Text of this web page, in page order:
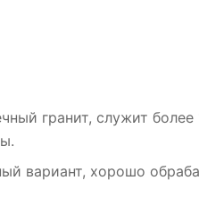
гранит, служит более
вариант, хорошо